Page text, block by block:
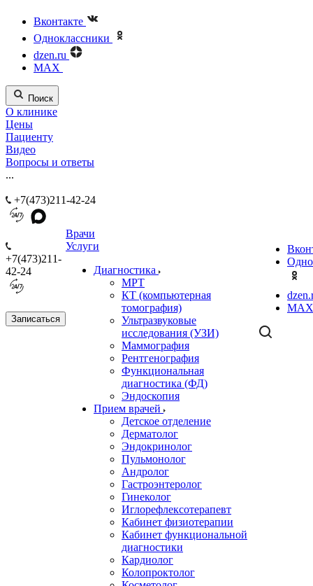
Вконтакте
Одноклассники
dzen.ru
MAX
Поиск
О клинике
Цены
Пациенту
Видео
Вопросы и ответы
...
+7(473)211-42-24
+7(473)211-
42-24
Записаться
Врачи
Услуги
Диагностика
МРТ
КТ (компьютерная
томография)
Ультразвуковые
исследования (УЗИ)
Маммография
Рентгенография
Функциональная
диагностика (ФД)
Эндоскопия
Прием врачей
Детское отделение
Дерматолог
Эндокринолог
Пульмонолог
Андролог
Гастроэнтеролог
Гинеколог
Иглорефлексотерапевт
Кабинет физиотерапии
Кабинет функциональной
диагностики
Кардиолог
Колопроктолог